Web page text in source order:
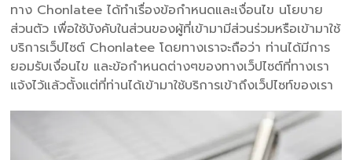
ทาง Chonlatee ได้ทำเรื่องข้อกำหนดและเงื่อนไข นโยบาย
ส่วนตัว เพื่อใช้บังคับในส่วนของผู้ที่เข้ามามีส่วนร่วมหรือเข้ามาใช้
บริการเว็ปไซต์ Chonlatee โดยทางเราจะถือว่า ท่านได้มีการ
ยอมรับเงื่อนไข และข้อกำหนดต่างๆของทางเว็ปไซต์ที่ทางเรา
แจ้งไว้แล้วตั้งแต่ที่ท่านได้เข้ามาใช้บริการเข้าถึงเว็ปไซท์ของเรา